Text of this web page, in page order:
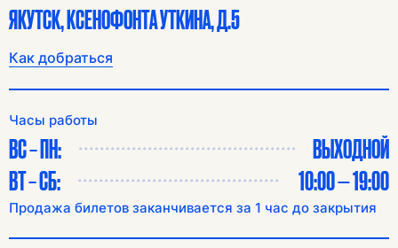
ЯКУТСК, КСЕНОФОНТА УТКИНА, Д.5
Как добраться
Часы работы
ВС – ПН:
ВЫХОДНОЙ
ВТ – СБ:
10:00 — 19:00
Продажа билетов заканчивается за 1 час до закрытия